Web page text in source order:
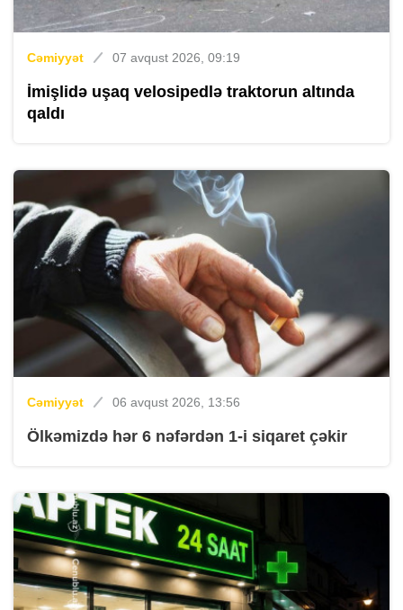
Cəmiyyət 07 avqust 2026, 09:19
İmişlidə uşaq velosipedlə traktorun altında
qaldı
Cəmiyyət 06 avqust 2026, 13:56
Ölkəmizdə hər 6 nəfərdən 1-i siqaret çəkir